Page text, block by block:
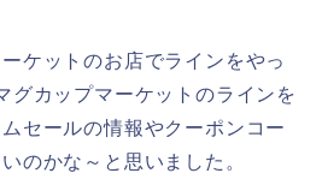
ケットのお店でラインをやっ
グカップマーケットのラインを
セールの情報やクーポンコー
のかな～と思いました。